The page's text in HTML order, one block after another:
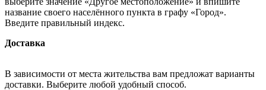
название своего населённого пункта в графу «Город».
Введите правильный индекс.
Доставка
В зависимости от места жительства вам предложат варианты
доставки. Выберите любой удобный способ.